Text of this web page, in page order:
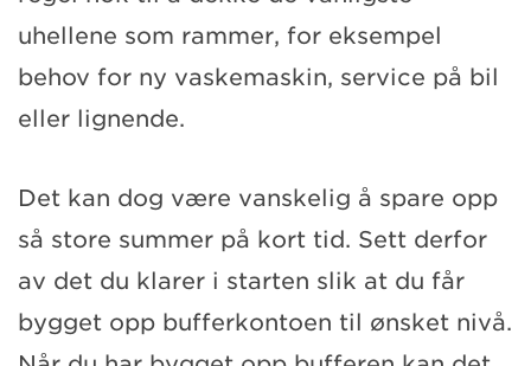
uhellene som rammer, for eksempel
behov for ny vaskemaskin, service på bil
eller lignende.
Det kan dog være vanskelig å spare opp
så store summer på kort tid. Sett derfor
av det du klarer i starten slik at du får
bygget opp bufferkontoen til ønsket nivå.